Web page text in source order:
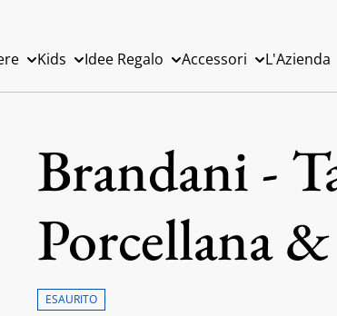
Kids Idee Regalo Accessori L'Azienda
Brandani -
Porcellana
ESAURITO